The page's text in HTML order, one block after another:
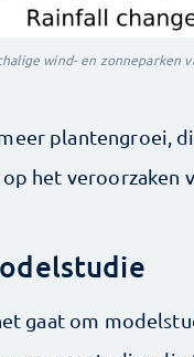
wind- en zonneparken
plantengroei,
het veroorzaken
gaat om